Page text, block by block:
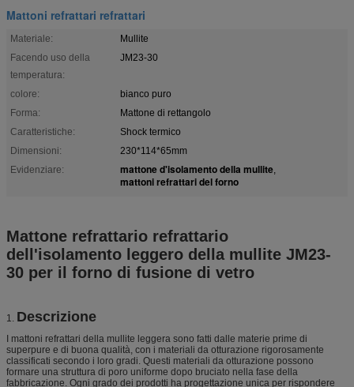
Mattoni refrattari refrattari
Materiale:
Mullite
Facendo uso della
temperatura:
JM23-30
colore:
bianco puro
Forma:
Mattone di rettangolo
Caratteristiche:
Shock termico
Dimensioni:
230*114*65mm
Evidenziare:
mattone d'isolamento della mullite,
mattoni refrattari del forno
Mattone refrattario refrattario
dell'isolamento leggero della mullite JM23-
30 per il forno di fusione di vetro
1. Descrizione
I mattoni refrattari della mullite leggera sono fatti dalle materie prime di
superpure e di buona qualità, con i materiali da otturazione rigorosamente
classificati secondo i loro gradi. Questi materiali da otturazione possono
formare una struttura di poro uniforme dopo bruciato nella fase della
fabbricazione. Ogni grado dei prodotti ha progettazione unica per rispondere